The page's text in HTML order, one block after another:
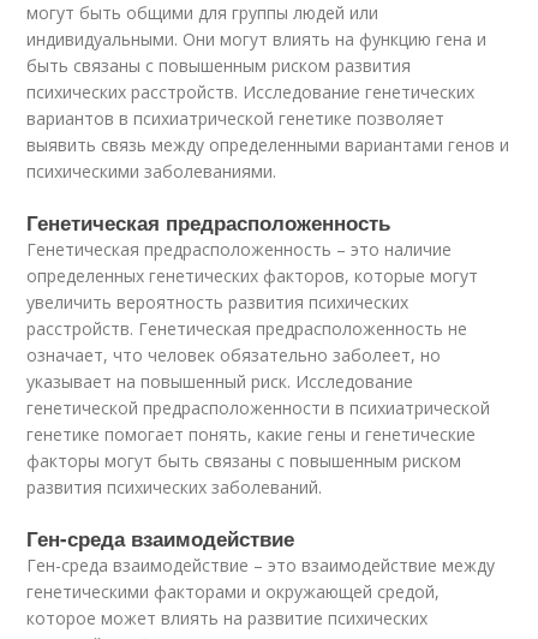
могут быть общими для группы людей или
индивидуальными. Они могут влиять на функцию гена и
быть связаны с повышенным риском развития
психических расстройств. Исследование генетических
вариантов в психиатрической генетике позволяет
выявить связь между определенными вариантами генов и
психическими заболеваниями.
Генетическая предрасположенность
Генетическая предрасположенность – это наличие
определенных генетических факторов, которые могут
увеличить вероятность развития психических
расстройств. Генетическая предрасположенность не
означает, что человек обязательно заболеет, но
указывает на повышенный риск. Исследование
генетической предрасположенности в психиатрической
генетике помогает понять, какие гены и генетические
факторы могут быть связаны с повышенным риском
развития психических заболеваний.
Ген-среда взаимодействие
Ген-среда взаимодействие – это взаимодействие между
генетическими факторами и окружающей средой,
которое может влиять на развитие психических